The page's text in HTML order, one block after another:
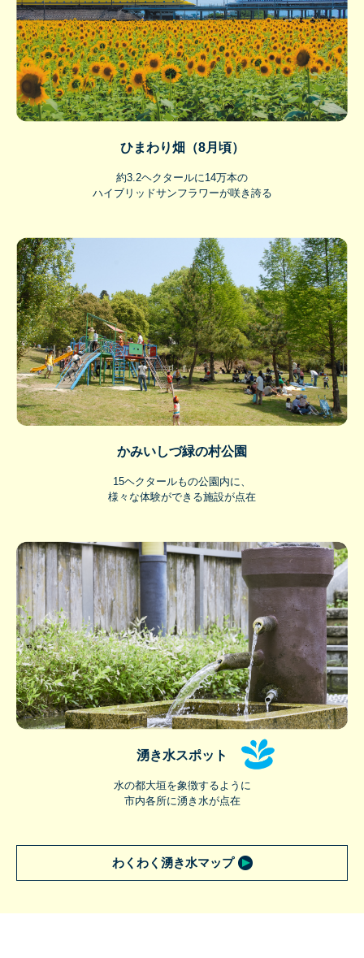
ひまわり畑（8月頃）
約3.2ヘクタールに14万本の
ハイブリッドサンフラワーが咲き誇る
かみいしづ緑の村公園
15ヘクタールもの公園内に、
様々な体験ができる施設が点在
湧き水スポット
水の都大垣を象徴するように
市内各所に湧き水が点在
わくわく湧き水マップ